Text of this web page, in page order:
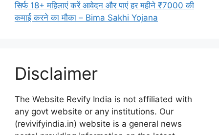
सिर्फ 18+ महिलाएं करें आवेदन और पाएं हर महीने ₹7000 की
कमाई करने का मौका – Bima Sakhi Yojana
Disclaimer
The Website Revify India is not affiliated with
any govt website or any institutions. Our
(revivifyindia.in) website is a general news